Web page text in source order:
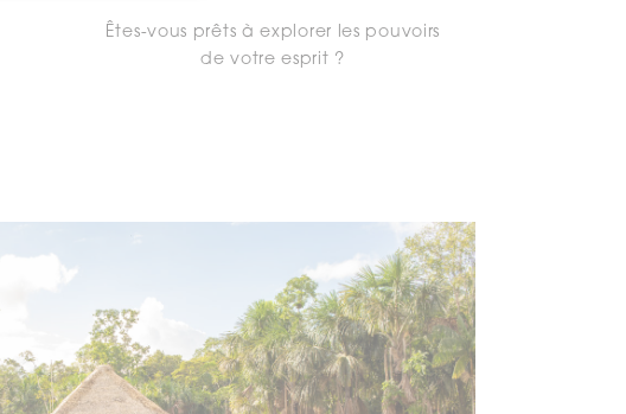
Êtes-vous prêts à explorer les pouvoirs
de votre esprit ?